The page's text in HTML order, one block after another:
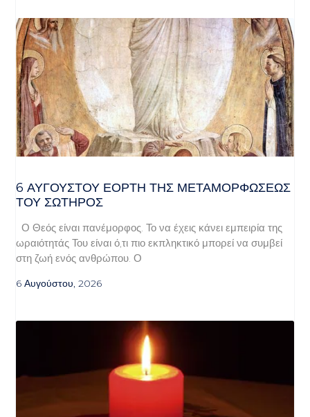
6 ΑΥΓΟΥΣΤΟΥ ΕΟΡΤΗ ΤΗΣ ΜΕΤΑΜΟΡΦΩΣΕΩΣ
ΤΟΥ ΣΩΤΗΡΟΣ
Ο Θεός είναι πανέμορφος. Το να έχεις κάνει εμπειρία της
ωραιότητάς Του είναι ό,τι πιο εκπληκτικό μπορεί να συμβεί
στη ζωή ενός ανθρώπου. Ο
6 Αυγούστου, 2026